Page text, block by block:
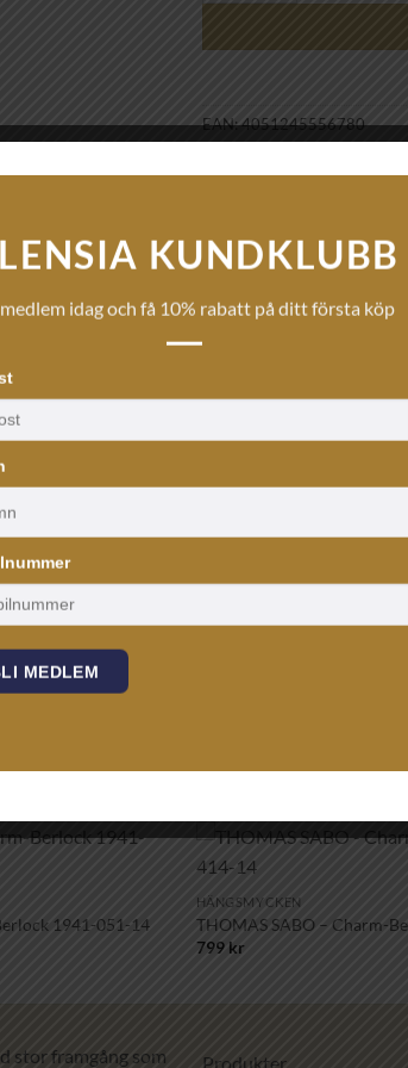
EAN:4051245556780
1941-051-14
+
HÄNGSMYCKEN
THOMAS SABO – Charm-
799 kr
stor framgång som Produkter
KUNDKLUBB
idag och få 10% rabatt på ditt första köp
MEDLEM